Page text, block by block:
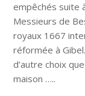
empêchés suite
Messieurs de
royaux 1667
réformée à
d’autre choix
maison …..